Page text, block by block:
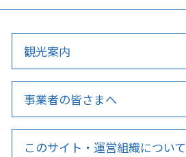
観光案内
事業者の皆さまへ
このサイト・運営組織について